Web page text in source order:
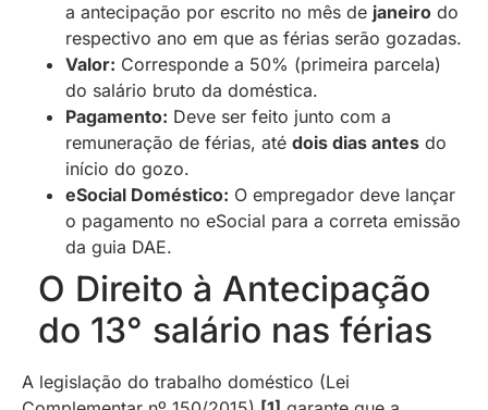
a antecipação por escrito no mês de janeiro do
respectivo ano em que as férias serão gozadas.
Valor: Corresponde a 50% (primeira parcela)
do salário bruto da doméstica.
Pagamento: Deve ser feito junto com a
remuneração de férias, até dois dias antes do
início do gozo.
eSocial Doméstico: O empregador deve lançar
o pagamento no eSocial para a correta emissão
da guia DAE.
O Direito à Antecipação
do 13° salário nas férias
A legislação do trabalho doméstico (Lei